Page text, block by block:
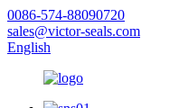
0086-574-88090720
sales@victor-seals.com
English